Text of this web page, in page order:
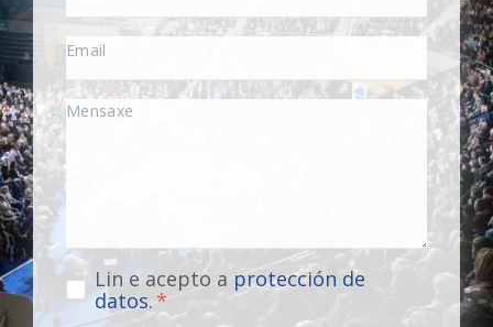
Lin e acepto a protección de
datos.